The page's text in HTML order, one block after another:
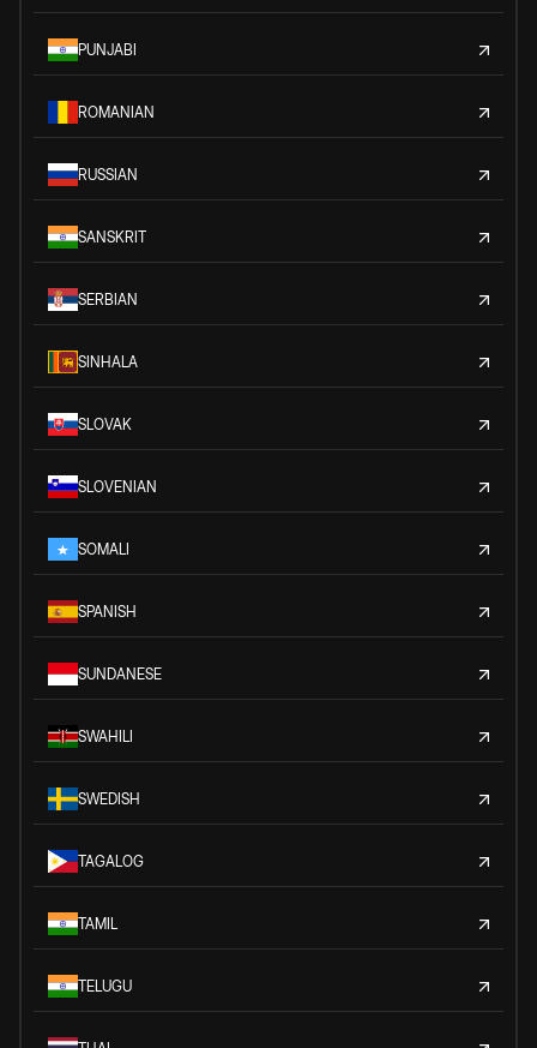
PUNJABI
ROMANIAN
RUSSIAN
SANSKRIT
SERBIAN
SINHALA
SLOVAK
SLOVENIAN
SOMALI
SPANISH
SUNDANESE
SWAHILI
SWEDISH
TAGALOG
TAMIL
TELUGU